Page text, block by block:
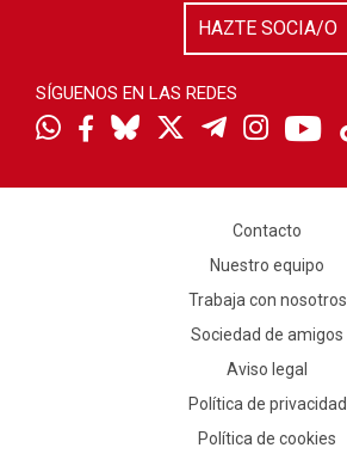
HAZTE SOCIA/O
SÍGUENOS EN LAS REDES
Contacto
Nuestro equipo
Trabaja con nosotros
Sociedad de amigos
Aviso legal
Política de privacidad
Política de cookies